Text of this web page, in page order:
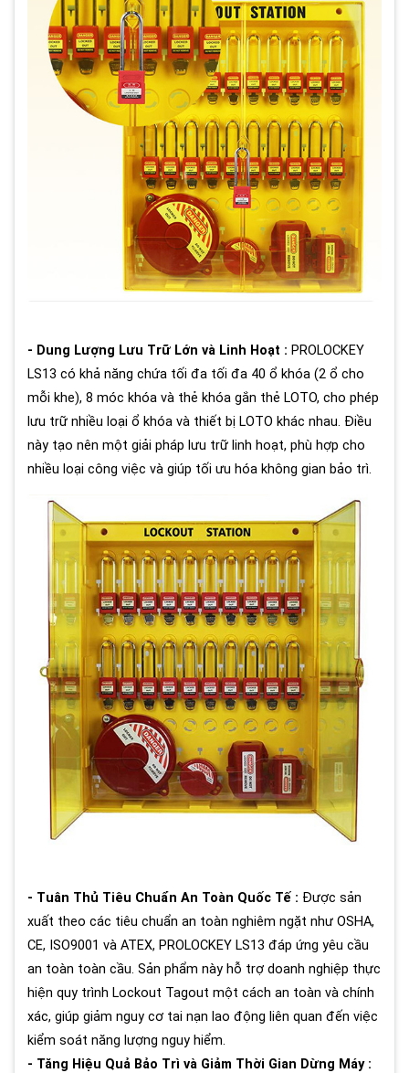
- Dung Lượng Lưu Trữ Lớn và Linh Hoạt : PROLOCKEY
LS13 có khả năng chứa tối đa tối đa 40 ổ khóa (2 ổ cho
mỗi khe), 8 móc khóa và thẻ khóa gắn thẻ LOTO, cho phép
lưu trữ nhiều loại ổ khóa và thiết bị LOTO khác nhau. Điều
này tạo nên một giải pháp lưu trữ linh hoạt, phù hợp cho
nhiều loại công việc và giúp tối ưu hóa không gian bảo trì.
- Tuân Thủ Tiêu Chuẩn An Toàn Quốc Tế : Được sản
xuất theo các tiêu chuẩn an toàn nghiêm ngặt như OSHA,
CE, ISO9001 và ATEX, PROLOCKEY LS13 đáp ứng yêu cầu
an toàn toàn cầu. Sản phẩm này hỗ trợ doanh nghiệp thực
hiện quy trình Lockout Tagout một cách an toàn và chính
xác, giúp giảm nguy cơ tai nạn lao động liên quan đến việc
kiểm soát năng lượng nguy hiểm.
- Tăng Hiệu Quả Bảo Trì và Giảm Thời Gian Dừng Máy :